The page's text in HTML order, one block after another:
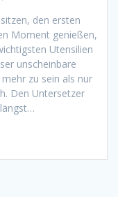
den ersten
Moment genießen,
Utensilien
unscheinbare
zu sein als nur
Den Untersetzer